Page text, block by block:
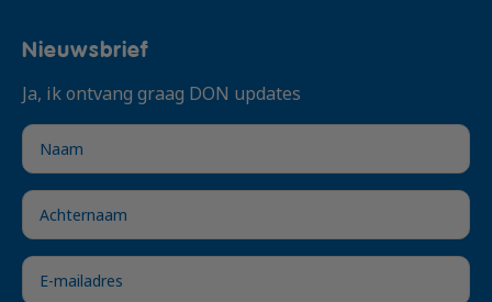
Nieuwsbrief
Ja, ik ontvang graag DON updates